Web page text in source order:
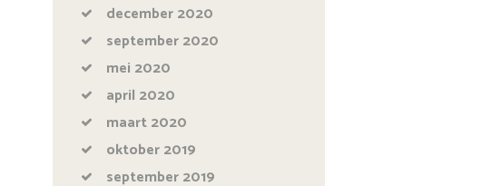
december2020
september2020
mei 2020
april 2020
maart2020
oktober2019
september2019